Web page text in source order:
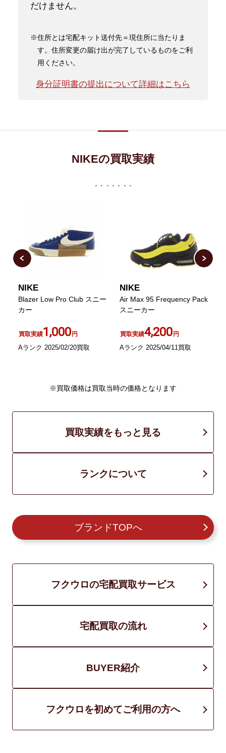
だけません。
※住所とは宅配キット送付先＝現住所に当たりま
す。住所変更の届け出が完了しているものをご利
用ください。
身分証明書の提出について詳細はこちら
NIKEの買取実績
NIKE
Blazer Low Pro Club スニー
カー
買取実績1,000円
Aランク 2025/02/20買取
NIKE
Air Max 95 Frequency Pack
スニーカー
買取実績4,200円
Aランク 2025/04/11買取
※買取価格は買取当時の価格となります
買取実績をもっと見る
ランクについて
ブランドTOPへ
フクウロの宅配買取サービス
宅配買取の流れ
BUYER紹介
フクウロを初めてご利用の方へ